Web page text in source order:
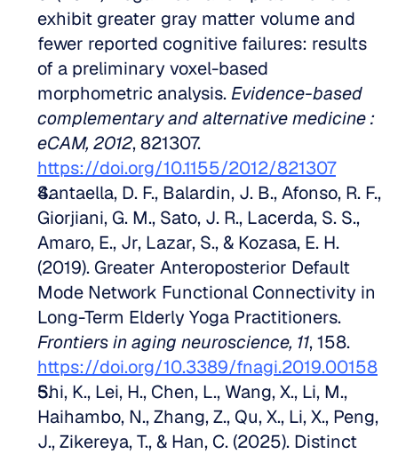
exhibit greater gray matter volume and
fewer reported cognitive failures: results
of a preliminary voxel-based
morphometric analysis. Evidence-based
complementary and alternative medicine :
eCAM, 2012
https://doi.org/10.1155/2012/821307
Santaella, D. F., Balardin, J. B., Afonso, R. F.,
Giorjiani, G. M., Sato, J. R., Lacerda, S. S.,
Amaro, E., Jr, Lazar, S., & Kozasa, E. H.
(2019). Greater Anteroposterior Default
Mode Network Functional Connectivity in
Frontiers in aging neuroscience, 11
https://doi.org/10.3389/fnagi.2019.00158
Shi, K., Lei, H., Chen, L., Wang, X., Li, M.,
Haihambo, N., Zhang, Z., Qu, X., Li, X., Peng,
J., Zikereya, T., & Han, C. (2025). Distinct